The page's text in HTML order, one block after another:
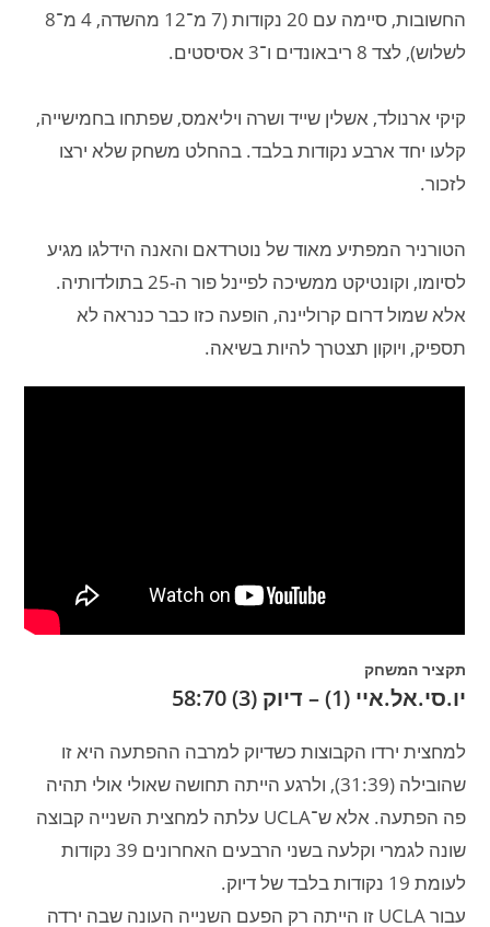
החשובות, סיימה עם 20 נקודות (7 מ־12 מהשדה, 4 מ־8
לשלוש), לצד 8 ריבאונדים ו־3 אסיסטים.
קיקי ארנולד, אשלין שייד ושרה ויליאמס, שפתחו בחמישייה,
קלעו יחד ארבע נקודות בלבד. בהחלט משחק שלא ירצו
לזכור.
הטורניר המפתיע מאוד של נוטרדאם והאנה הידלגו מגיע
לסיומו, וקונטיקט ממשיכה לפיינל פור ה-25 בתולדותיה.
אלא שמול דרום קרוליינה, הופעה כזו כבר כנראה לא
תספיק, ויוקון תצטרך להיות בשיאה.
תקציר המשחק
יו.סי.אל.איי (1) – דיוק (3) 58:70
למחצית ירדו הקבוצות כשדיוק למרבה ההפתעה היא זו
שהובילה (31:39), ולרגע הייתה תחושה שאולי אולי תהיה
פה הפתעה. אלא ש־UCLA עלתה למחצית השנייה קבוצה
שונה לגמרי וקלעה בשני הרבעים האחרונים 39 נקודות
לעומת 19 נקודות בלבד של דיוק.
עבור UCLA זו הייתה רק הפעם השנייה העונה שבה ירדה